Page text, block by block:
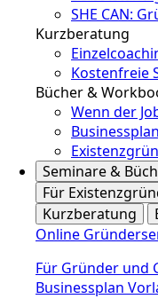
SHE CAN:
Kurzberatung
Kostenfreie
Bücher &
Wenn der
Seminare &
Für
Kurzberatung
Online
Für Gründer und
Businessplan